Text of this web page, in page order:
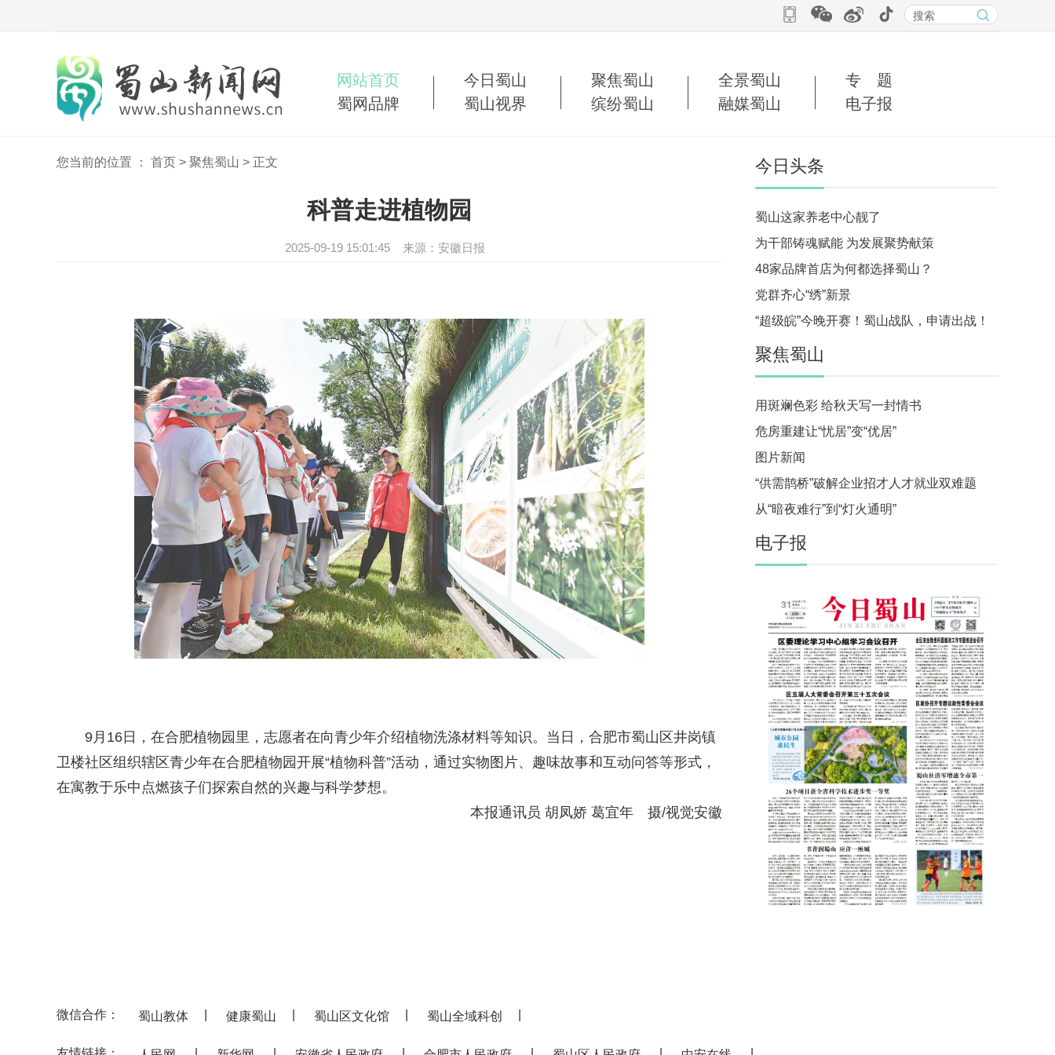
网站首页 今日蜀山 聚焦蜀山 全景蜀山
专 题
蜀网品牌
蜀山视界 缤纷蜀山 融媒蜀山 电子报
您当前的位置 ： 首页 > 聚焦蜀山 > 正文
科普走进植物园
2025-09-19 15:01:45 来源：安徽日报
9月16日，在合肥植物园里，志愿者在向青少年介绍植物洗涤材料等知识。当日，合肥市蜀山区井岗镇
卫楼社区组织辖区青少年在合肥植物园开展“植物科普”活动，通过实物图片、趣味故事和互动问答等形式，
在寓教于乐中点燃孩子们探索自然的兴趣与科学梦想。
本报通讯员 胡凤娇 葛宜年 摄/视觉安徽
今日头条
蜀山这家养老中心靓了
为干部铸魂赋能 为发展聚势献策
48家品牌首店为何都选择蜀山？
党群齐心“绣”新景
“超级皖”今晚开赛！蜀山战队，申请出战！
聚焦蜀山
用斑斓色彩 给秋天写一封情书
危房重建让“忧居”变“优居”
图片新闻
“供需鹊桥”破解企业招才人才就业双难题
从“暗夜难行”到“灯火通明”
电子报
微信合作： 蜀山教体 健康蜀山 蜀山区文化馆 蜀山全域科创